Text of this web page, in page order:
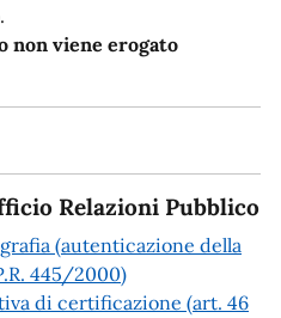
non viene erogato
Relazioni Pubblico
(autenticazione della
445/2000)
di certificazione (art. 46